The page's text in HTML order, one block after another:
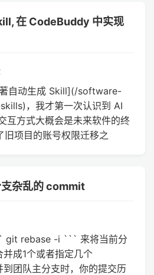
在 CodeBuddy 中实现
自动生成 Skill](/software-
，我才第一次认识到 AI
互方式大概会是未来软件的终
旧项目的账号权限迁移之
杂乱的 commit
git rebase -i ``` 来将当前分
成1个或者指定几个
团队主分支时，你的提交历